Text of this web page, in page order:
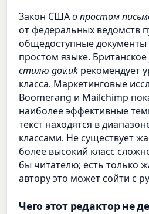
Закон СШАо простом
от федеральных ведомств
общедоступные
простом языке. Британское
стилю gov.uk рекомендует
класса. Маркетинговые
Boomerang и Mailchimp
наиболее эффективные
текст находятся в
классами. Не существует
более высокий класс
бы читателю; есть только
автору это может сойти с
Чего этот редактор не